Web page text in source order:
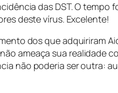
das DST. O
deste vírus. Excelente!
dos que adquiriram
ameaça sua realidade
não poderia ser outra: